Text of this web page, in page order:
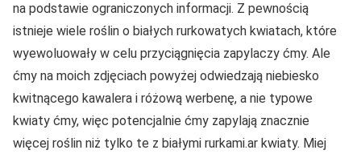
na podstawie ograniczonych informacji. Z pewnością
istnieje wiele roślin o białych rurkowatych kwiatach, które
wyewoluowały w celu przyciągnięcia zapylaczy ćmy. Ale
ćmy na moich zdjęciach powyżej odwiedzają niebiesko
kwitnącego kawalera i różową werbenę, a nie typowe
kwiaty ćmy, więc potencjalnie ćmy zapylają znacznie
więcej roślin niż tylko te z białymi rurkami.ar kwiaty. Miej